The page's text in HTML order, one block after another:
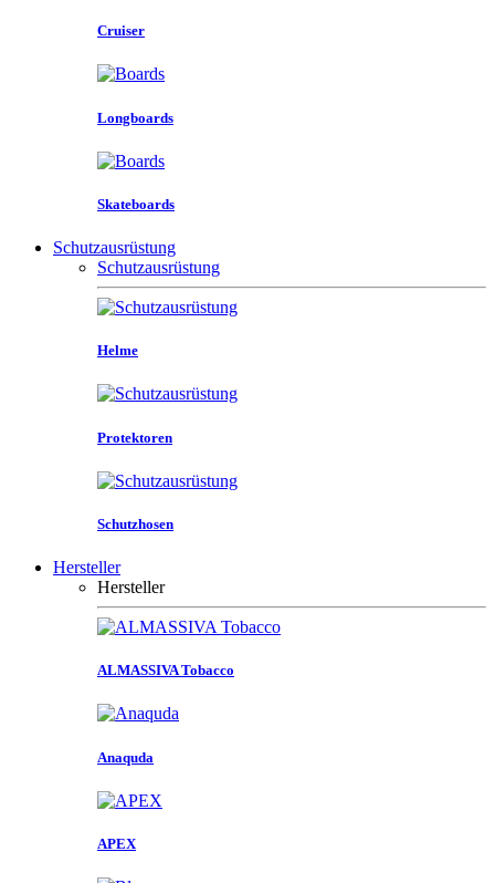
Cruiser
Longboards
Skateboards
Schutzausrüstung
Schutzausrüstung
Helme
Protektoren
Schutzhosen
Hersteller
Hersteller
ALMASSIVA Tobacco
Anaquda
APEX